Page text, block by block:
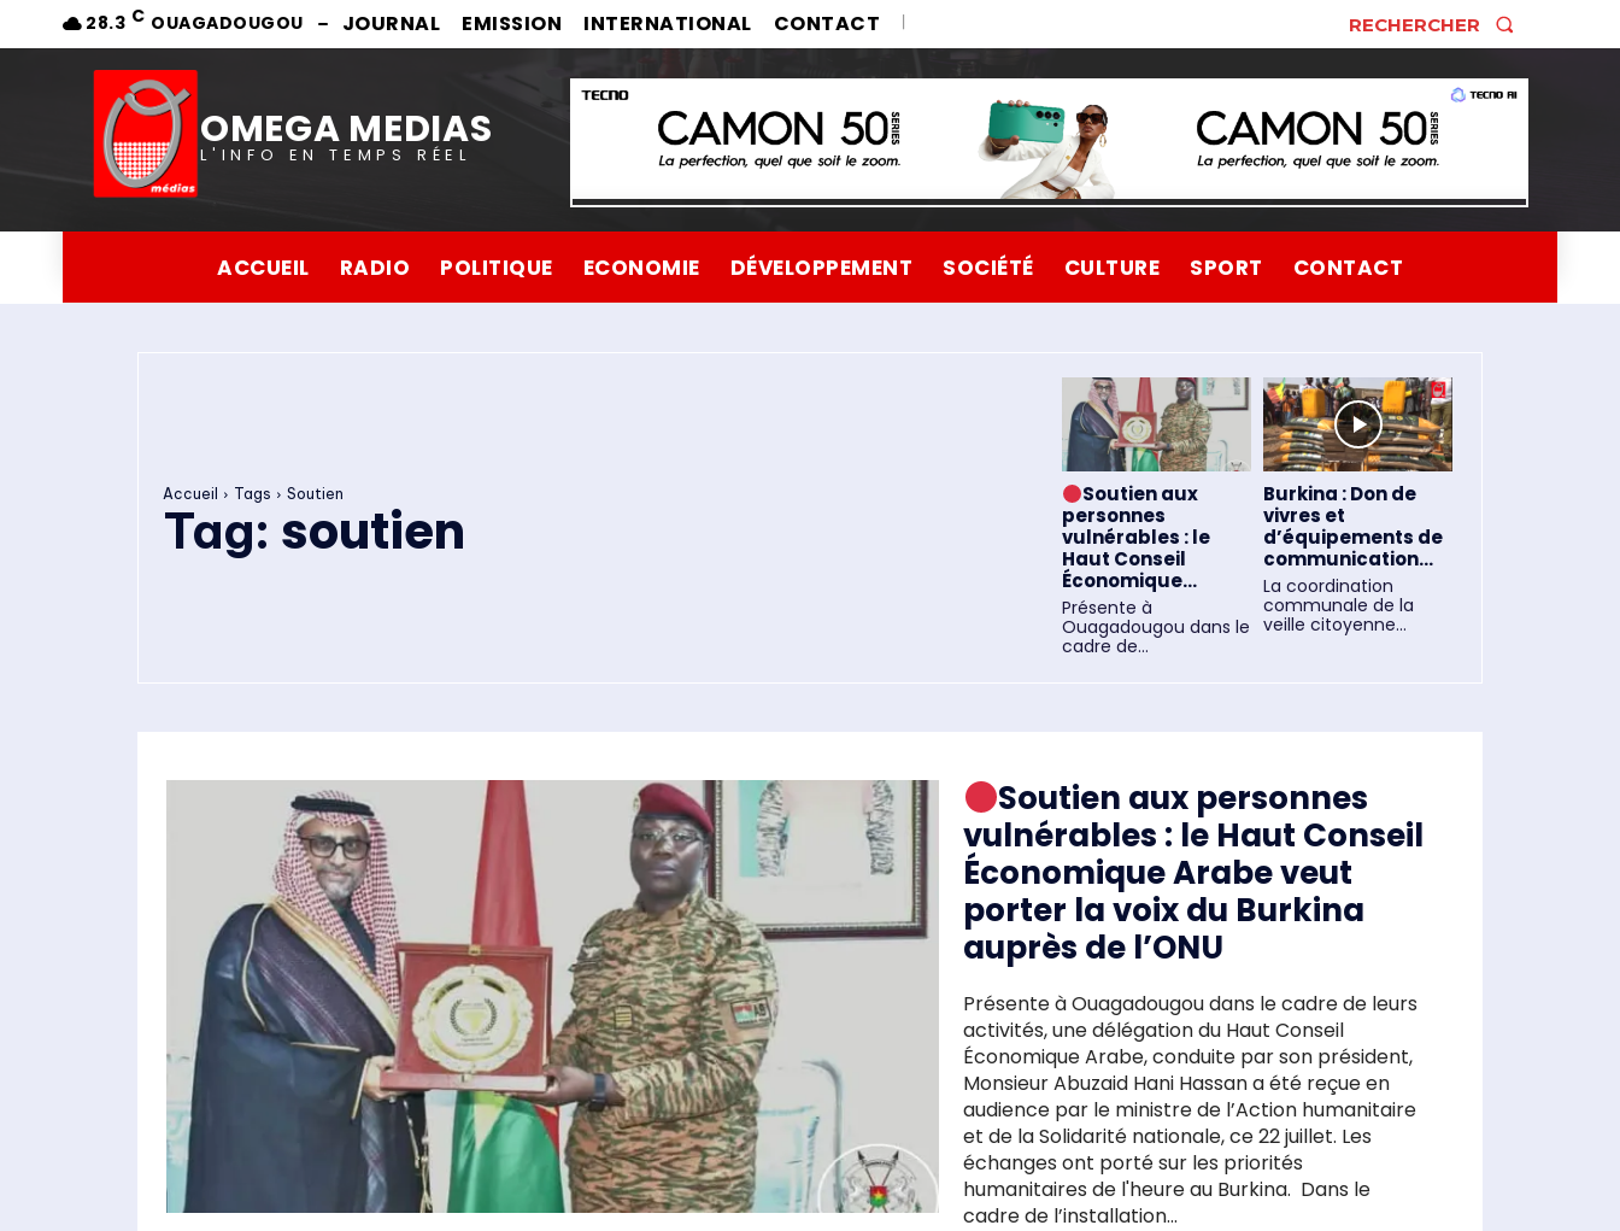
28.3 C OUAGADOUGOU JOURNAL EMISSION INTERNATIONAL CONTACT RECHERCHER
OMEGA MEDIAS
L'INFO EN TEMPS RÉEL
ACCUEIL RADIO POLITIQUE ECONOMIE DÉVELOPPEMENT SOCIÉTÉ CULTURE SPORT CONTACT
Accueil Tags Soutien
Tag: soutien
Soutien aux
personnes
vulnérables : le
Haut Conseil
Économique...
Présente à
Ouagadougou dans le
cadre de...
Burkina : Don de
vivres et
d’équipements de
communication...
La coordination
communale de la
veille citoyenne...
Soutien aux personnes
vulnérables : le Haut Conseil
Économique Arabe veut
porter la voix du Burkina
auprès de l’ONU
Présente à Ouagadougou dans le cadre de leurs
activités, une délégation du Haut Conseil
Économique Arabe, conduite par son président,
Monsieur Abuzaid Hani Hassan a été reçue en
audience par le ministre de l’Action humanitaire
et de la Solidarité nationale, ce 22 juillet. Les
échanges ont porté sur les priorités
humanitaires de l'heure au Burkina. ‎ ‎Dans le
cadre de l’installation...